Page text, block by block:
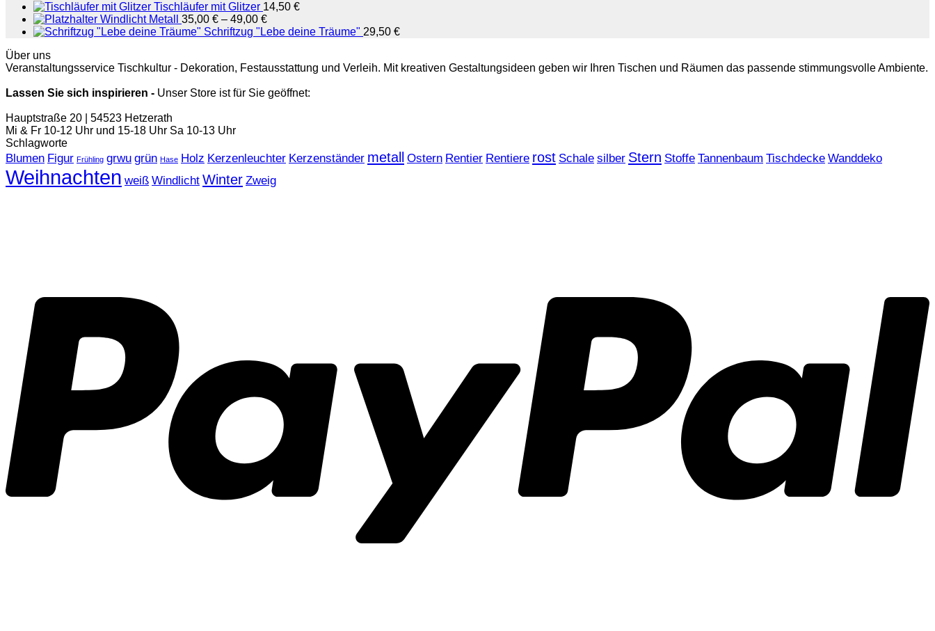
Tischläufer mit Glitzer 14,50 €
Windlicht Metall
35,00 € – 49,00 €
Schriftzug "Lebe deine Träume" 29,50 €
Über uns
Veranstaltungsservice Tischkultur - Dekoration, Festausstattung und Verleih. Mit kreativen Gestaltungsideen geben wir Ihren Tischen und Räumen das passende stimmungsvolle Ambiente.
Lassen Sie sich inspirieren - Unser Store ist für Sie geöffnet:
Hauptstraße 20 | 54523 Hetzerath
Mi & Fr 10-12 Uhr und 15-18 Uhr Sa 10-13 Uhr
Schlagworte
Blumen Figur Frühling grwu grün Hase Holz Kerzenleuchter Kerzenständer metall Ostern Rentier Rentiere rost Schale silber Stern Stoffe Tannenbaum Tischdecke Wanddeko
Weihnachten weiß Windlicht Winter Zweig